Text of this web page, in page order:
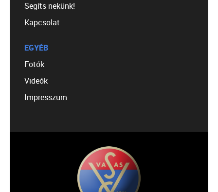
Segíts nekünk!
Kapcsolat
EGYÉB
Fotók
Videók
Impresszum